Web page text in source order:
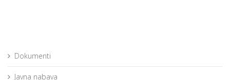
Dokumenti
Javna nabava